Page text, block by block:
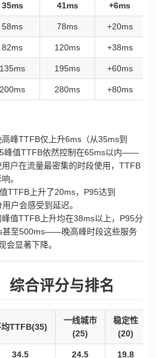
35ms 41ms +6ms
58ms 78ms +20ms
82ms 120ms +38ms
135ms 195ms +60ms
200ms 280ms +80ms
峰TTFB仅上升6ms（从35ms到
峰值TTFB依然控制在65ms以内——
户在流量最密集的时段使用，TTFB
。
TTFB上升了20ms，P95达到
户会感受到延迟。
峰值TTFB上升均在38ms以上，P95分
甚至500ms——晚高峰时段这些服务
会显著下降。
综合评分与排名
TTFB(35)
一线城市
(25)
稳定性
(20)
34.5 24.5 19.8